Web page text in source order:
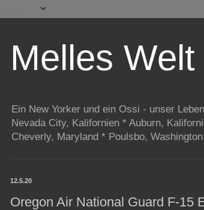
Melles Welt
Ein New Yorker und ein Ossi - unser
Nevada City, Kalifornien * Auburn,
Cheverly, Maryland * Poulsbo,
12.5.20
Oregon Air National Guard F-15